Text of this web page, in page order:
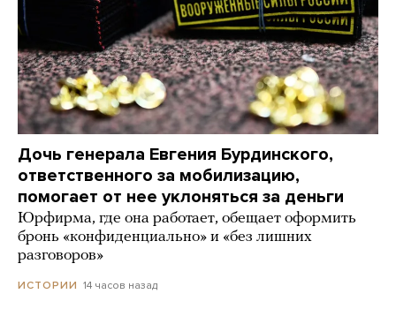
Дочь генерала Евгения Бурдинского,
ответственного за мобилизацию,
помогает от нее уклоняться за деньги
Юрфирма, где она работает, обещает оформить
бронь «конфиденциально» и «без лишних
разговоров»
ИСТОРИИ 14 часов назад